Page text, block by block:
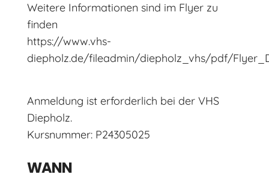
Weitere Informationen sind im Flyer zu
finden
https://www.vhs-
diepholz.de/fileadmin/diepholz_vhs/pdf/
Anmeldung ist erforderlich bei der VHS
Diepholz.
Kursnummer: P24305025
WANN